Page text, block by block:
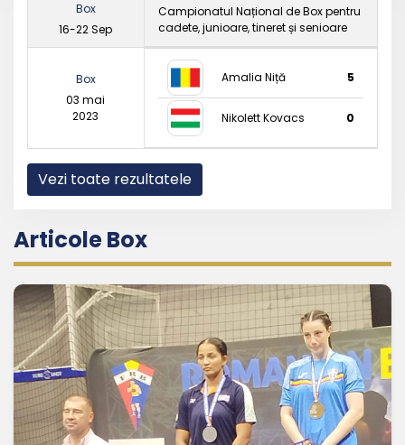
Box
16-22 Sep
Campionatul Național de Box pentru
cadete, junioare, tineret și senioare
Box
03 mai
2023
Amalia Niță 5
Nikolett Kovacs 0
Vezi toate rezultatele
Articole Box